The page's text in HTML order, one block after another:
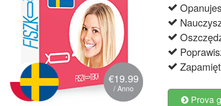
€19.99
/ Anno
Prova